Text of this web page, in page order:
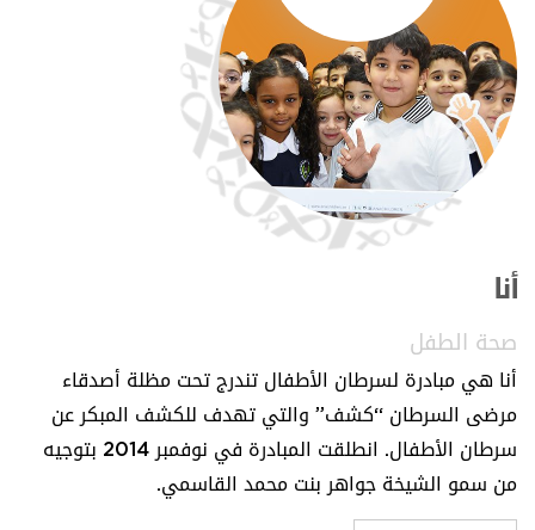
صحة الطفل">
أنا
صحة الطفل
أنا هي مبادرة لسرطان الأطفال تندرج تحت مظلة أصدقاء
مرضى السرطان “كشف” والتي تهدف للكشف المبكر عن
سرطان الأطفال. انطلقت المبادرة في نوفمبر 2014 بتوجيه
من سمو الشيخة جواهر بنت محمد القاسمي.